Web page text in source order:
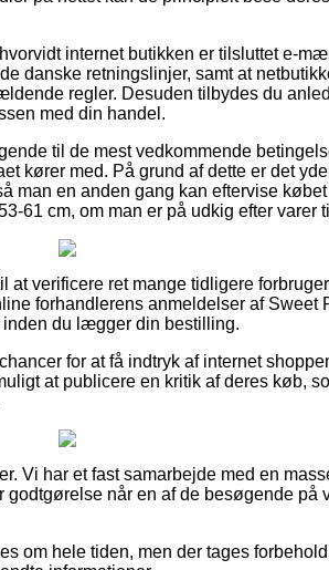
internet butikken er tilsluttet e-
danske retningslinjer, samt at
regler. Desuden tilbydes du
med din handel.
til de mest vedkommende
kører med. På grund af dette er det
man en anden gang kan eftervise
61 cm, om man er på udkig efter varer
verificere ret mange tidligere
forhandlerens anmeldelser af Sweet
inden du lægger din bestilling.
for at få indtryk af internet
at publicere en kritik af deres køb,
Vi har et fast samarbejde med en
når en af de besøgende på
om hele tiden, men der tages